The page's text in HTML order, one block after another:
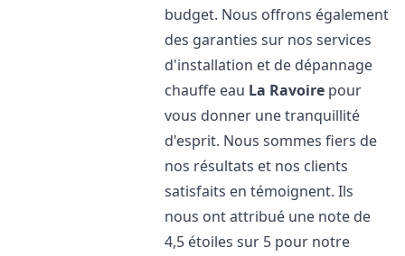
budget. Nous offrons également
des garanties sur nos services
d'installation et de dépannage
chauffe eau La Ravoire pour
vous donner une tranquillité
d'esprit. Nous sommes fiers de
nos résultats et nos clients
satisfaits en témoignent. Ils
nous ont attribué une note de
4,5 étoiles sur 5 pour notre